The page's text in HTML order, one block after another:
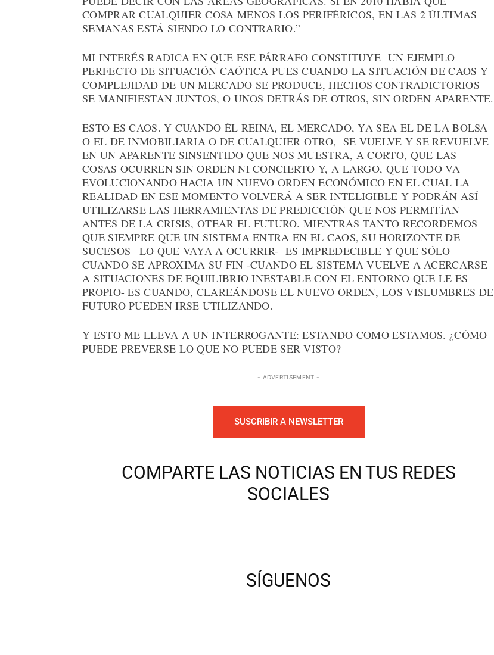
COMPRAR CUALQUIER COSA MENOS LOS PERIFÉRICOS, EN LAS 2 ÚLTIMAS
SEMANAS ESTÁ SIENDO LO CONTRARIO.”
MI INTERÉS RADICA EN QUE ESE PÁRRAFO CONSTITUYE UN EJEMPLO
PERFECTO DE SITUACIÓN CAÓTICA PUES CUANDO LA SITUACIÓN DE CAOS Y
COMPLEJIDAD DE UN MERCADO SE PRODUCE, HECHOS CONTRADICTORIOS
SE MANIFIESTAN JUNTOS, O UNOS DETRÁS DE OTROS, SIN ORDEN APARENTE.
ESTO ES CAOS. Y CUANDO ÉL REINA, EL MERCADO, YA SEA EL DE LA BOLSA
O EL DE INMOBILIARIA O DE CUALQUIER OTRO, SE VUELVE Y SE REVUELVE
EN UN APARENTE SINSENTIDO QUE NOS MUESTRA, A CORTO, QUE LAS
COSAS OCURREN SIN ORDEN NI CONCIERTO Y, A LARGO, QUE TODO VA
EVOLUCIONANDO HACIA UN NUEVO ORDEN ECONÓMICO EN EL CUAL LA
REALIDAD EN ESE MOMENTO VOLVERÁ A SER INTELIGIBLE Y PODRÁN ASÍ
UTILIZARSE LAS HERRAMIENTAS DE PREDICCIÓN QUE NOS PERMITÍAN
ANTES DE LA CRISIS, OTEAR EL FUTURO. MIENTRAS TANTO RECORDEMOS
QUE SIEMPRE QUE UN SISTEMA ENTRA EN EL CAOS, SU HORIZONTE DE
SUCESOS –LO QUE VAYA A OCURRIR- ES IMPREDECIBLE Y QUE SÓLO
CUANDO SE APROXIMA SU FIN -CUANDO EL SISTEMA VUELVE A ACERCARSE
A SITUACIONES DE EQUILIBRIO INESTABLE CON EL ENTORNO QUE LE ES
PROPIO- ES CUANDO, CLAREÁNDOSE EL NUEVO ORDEN, LOS VISLUMBRES DE
FUTURO PUEDEN IRSE UTILIZANDO.
Y ESTO ME LLEVA A UN INTERROGANTE: ESTANDO COMO ESTAMOS. ¿CÓMO
PUEDE PREVERSE LO QUE NO PUEDE SER VISTO?
- ADVERTISEMENT -
SUSCRIBIR A NEWSLETTER
COMPARTE LAS NOTICIAS EN TUS REDES
SOCIALES
SÍGUENOS